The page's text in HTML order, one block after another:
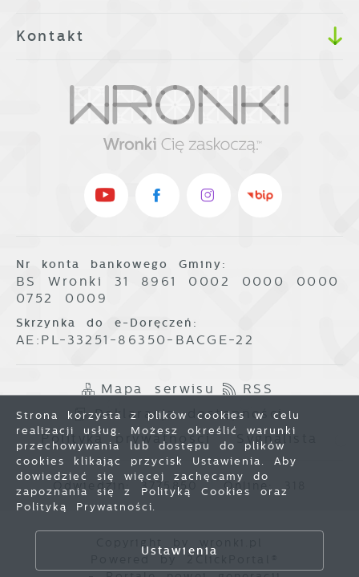
Kontakt
Nr konta bankowego Gminy:
BS Wronki 31 8961 0002 0000 0000
0752 0009
Skrzynka do e-Doręczeń:
AE:PL-33251-86350-BACGE-22
Mapa serwisu
RSS
Deklaracja dostępności
Polityka prywatności
Sygnalista
Odwiedzin: 3775850 Online: 318
Strona korzysta z plików cookies w celu
realizacji usług. Możesz określić warunki
przechowywania lub dostępu do plików
cookies klikając przycisk Ustawienia. Aby
dowiedzieć się więcej zachęcamy do
zapoznania się z Polityką Cookies oraz
Polityką Prywatności.
Ustawienia
Zezwól na wszystkie